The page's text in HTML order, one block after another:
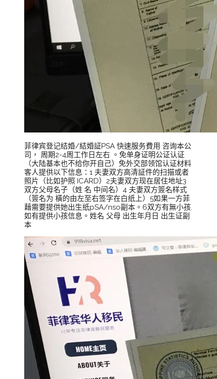
菲律宾登记结婚/結婚証PSA 快速服务費用 咨询本公
司， 周期2-4周工作日左右 。免单身证明公证认证
（大陆基本也不给你开自己）免外交部领馆认证材料
客人提供以下信息：1 夫妻双方高清証件的扫描或者
照片（比如护照 ICARD）2夫妻双方现在居住地址3
双方父母名子（姓 名 中间名）4 夫妻双方簽名样式
（簽名为 橫的由左至右签字在白纸上）5如果一方菲
藉需要提供她出生纸pSA/nso副本。6双方有無小孩.
如有提供小孩信息。姓名 父母 出生年月日 出生证副
本